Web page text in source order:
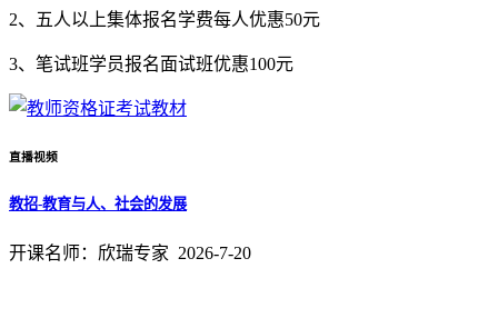
2、五人以上集体报名学费每人优惠50元
3、笔试班学员报名面试班优惠100元
直播视频
教招-教育与人、社会的发展
开课名师：欣瑞专家 2026-7-20